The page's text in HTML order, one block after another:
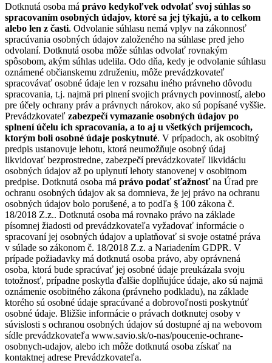
Dotknutá osoba má právo kedykoľvek odvolať svoj súhlas so
spracovaním osobných údajov, ktoré sa jej týkajú, a to celkom
alebo len z časti. Odvolanie súhlasu nemá vplyv na zákonnosť
spracúvania osobných údajov založeného na súhlase pred jeho
odvolaní. Dotknutá osoba môže súhlas odvolať rovnakým
spôsobom, akým súhlas udelila. Odo dňa, kedy je odvolanie súhlasu
oznámené občianskemu združeniu, môže prevádzkovateľ
spracovávať osobné údaje len v rozsahu iného právneho dôvodu
spracovania, t.j. najmä pri plnení svojich právnych povinností, alebo
pre účely ochrany práv a právnych nárokov, ako sú popísané vyššie.
Prevádzkovateľ zabezpečí vymazanie osobných údajov po
splnení účelu ich spracovania, a to aj u všetkých príjemcoch,
ktorým boli osobné údaje poskytnuté. V prípadoch, ak osobitný
predpis ustanovuje lehotu, ktorá neumožňuje osobný údaj
likvidovať bezprostredne, zabezpečí prevádzkovateľ likvidáciu
osobných údajov až po uplynutí lehoty stanovenej v osobitnom
predpise. Dotknutá osoba má právo podať sťažnosťna Úrad pre
ochranu osobných údajov ak sa domnieva, že jej právo na ochranu
osobných údajov bolo porušené, a to podľa § 100 zákona č.
18/2018 Z.z.. Dotknutá osoba má rovnako právo na základe
písomnej žiadosti od prevádzkovateľa vyžadovať informácie o
spracovaní jej osobných údajov a uplatňovať si svoje ostatné práva
v súlade so zákonom č. 18/2018 Z.z. a Nariadením GDPR. V
prípade požiadavky má dotknutá osoba právo, aby oprávnená
osoba, ktorá bude spracúvať jej osobné údaje preukázala svoju
totožnosť, prípadne poskytla ďalšie doplňujúce údaje, ako sú najmä
oznámenie osobitného zákona (právneho podkladu), na základe
ktorého sú osobné údaje spracúvané a dobrovoľnosti poskytnúť
osobné údaje. Bližšie informácie o právach dotknutej osoby v
súvislosti s ochranou osobných údajov sú dostupné aj na webovom
sídle prevádzkovateľa www.savio.sk/o-nas/poucenie-ochrane-
osobnych-udajov, alebo ich môže dotknutá osoba získať na
kontaktnej adrese Prevádzkovateľa.